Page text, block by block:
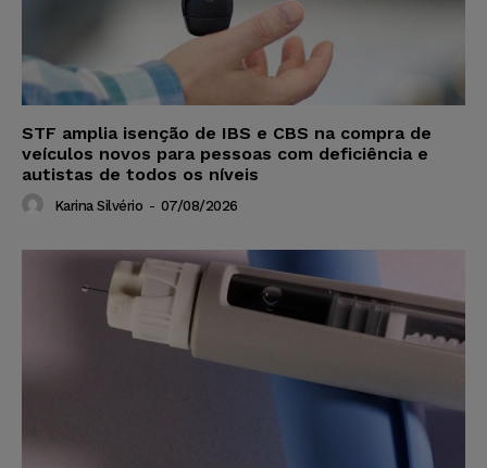
STF amplia isenção de IBS e CBS na compra de
veículos novos para pessoas com deficiência e
autistas de todos os níveis
Karina Silvério - 07/08/2026